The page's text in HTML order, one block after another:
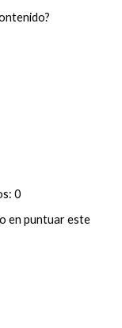
0
en puntuar este